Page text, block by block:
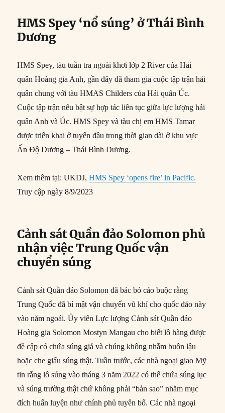
HMS Spey ‘nổ súng’ ở Thái Bình
Dương
HMS Spey, tàu tuần tra ngoài khơi lớp 2 River của Hải
quân Hoàng gia Anh, gần đây đã tham gia cuộc tập trận hải
quân chung với tàu HMAS Childers của Hải quân Úc.
Cuộc tập trận nêu bật sự hợp tác liên tục giữa lực lượng hải
quân Anh và Úc. HMS Spey và tàu chị em HMS Tamar
được triển khai ở tuyến đầu trong thời gian dài ở khu vực
Ấn Độ Dương – Thái Bình Dương.
Xem thêm tại: UKDJ,HMS Spey ‘opens fire’ in Pacific.
Truy cập ngày 8/9/2023
Cảnh sát Quần đảo Solomon phủ
nhận việc Trung Quốc vận
chuyển súng
Cảnh sát Quần đảo Solomon đã bác bỏ cáo buộc rằng
Trung Quốc đã bí mật vận chuyển vũ khí cho quốc đảo này
vào năm ngoái. Ủy viên Lực lượng Cảnh sát Quần đảo
Hoàng gia Solomon Mostyn Mangau cho biết lô hàng được
đề cập có chứa súng giả và chúng không nhằm buôn lậu
hoặc che giấu súng thật. Tuần trước, các nhà ngoại giao Mỹ
tin rằng lô súng vào tháng 3 năm 2022 có thể chứa súng lục
và súng trường thật chứ không phải “bản sao” nhằm mục
đích huấn luyện như chính phủ tuyên bố. Các nhà ngoại